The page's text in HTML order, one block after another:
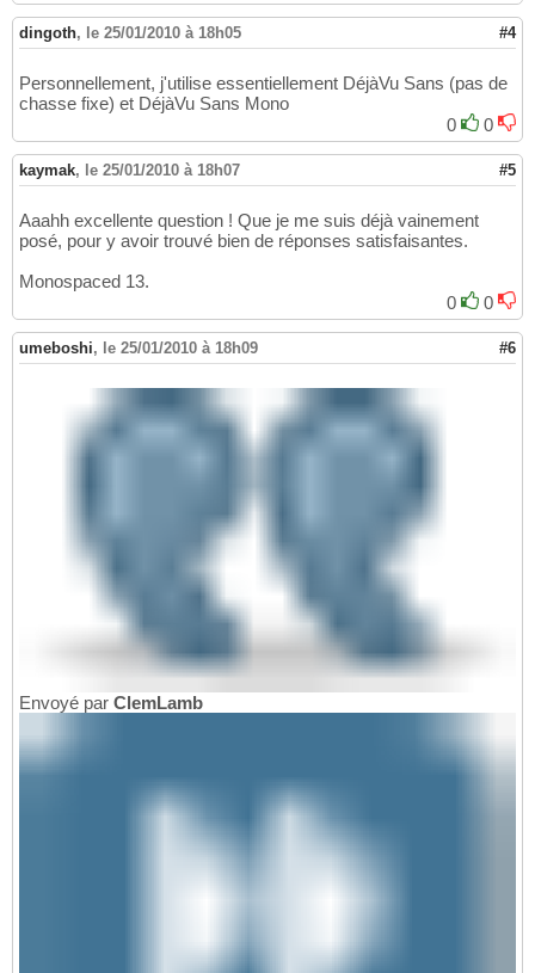
dingoth, le 25/01/2010 à 18h05 #4
Personnellement, j'utilise essentiellement DéjàVu Sans (pas de
chasse fixe) et DéjàVu Sans Mono
0
0
kaymak, le 25/01/2010 à 18h07 #5
Aaahh excellente question ! Que je me suis déjà vainement
posé, pour y avoir trouvé bien de réponses satisfaisantes.
Monospaced 13.
0
0
umeboshi, le 25/01/2010 à 18h09 #6
Envoyé par ClemLamb